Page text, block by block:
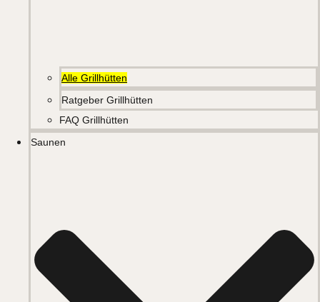
Alle Grillhütten
Ratgeber Grillhütten
FAQ Grillhütten
Saunen